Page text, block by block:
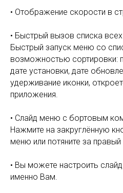
• Отображение скорости в
• Быстрый вызов списка
Быстрый запуск меню со
возможностью сортировки:
дате установки, дате
удерживание иконки,
приложения.
• Слайд меню с бортовым
Нажмите на закруглённую
меню или потяните за правый
• Вы можете настроить
именно Вам.